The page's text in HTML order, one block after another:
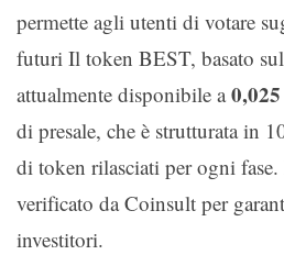
permette agli utenti di votare
futuri Il token BEST, basato
attualmente disponibile a
di presale, che è strutturata in
di token rilasciati per ogni
verificato da Coinsult per
investitori.